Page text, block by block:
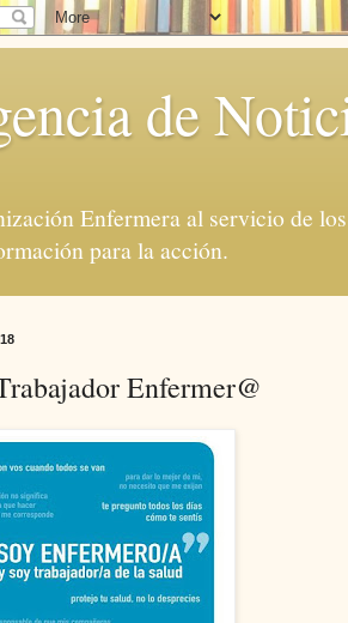
de
Enfermera al servicio de
para la acción.
Enfermer@